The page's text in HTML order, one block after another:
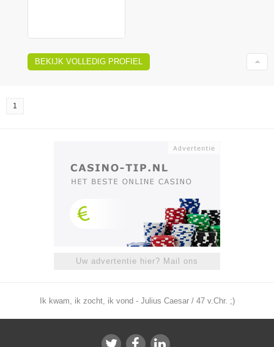
BEKIJK VOLLEDIG PROFIEL
1
Uw advertentie hier? Mail ons
Ik kwam, ik zocht, ik vond - Julius Caesar / 47 v.Chr. ;)